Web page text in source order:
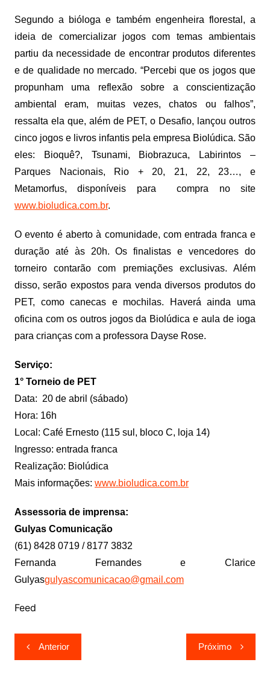
Segundo a bióloga e também engenheira florestal, a
ideia de comercializar jogos com temas ambientais
partiu da necessidade de encontrar produtos diferentes
e de qualidade no mercado. “Percebi que os jogos que
propunham uma reflexão sobre a conscientização
ambiental eram, muitas vezes, chatos ou falhos”,
ressalta ela que, além de PET, o Desafio, lançou outros
cinco jogos e livros infantis pela empresa Biolúdica. São
eles: Bioquê?, Tsunami, Biobrazuca, Labirintos –
Parques Nacionais, Rio + 20, 21, 22, 23…, e
Metamorfus, disponíveis para compra no site
www.bioludica.com.br.
O evento é aberto à comunidade, com entrada franca e
duração até às 20h. Os finalistas e vencedores do
torneiro contarão com premiações exclusivas. Além
disso, serão expostos para venda diversos produtos do
PET, como canecas e mochilas. Haverá ainda uma
oficina com os outros jogos da Biolúdica e aula de ioga
para crianças com a professora Dayse Rose.
Serviço:
1° Torneio de PET
Data: 20 de abril (sábado)
Hora: 16h
Local: Café Ernesto (115 sul, bloco C, loja 14)
Ingresso: entrada franca
Realização: Biolúdica
Mais informações: www.bioludica.com.br
Assessoria de imprensa:
Gulyas Comunicação
(61) 8428 0719 / 8177 3832
Fernanda Fernandes e Clarice
Gulyasgulyascomunicacao@gmail.com
Feed
Navegação
de
Anterior Próximo